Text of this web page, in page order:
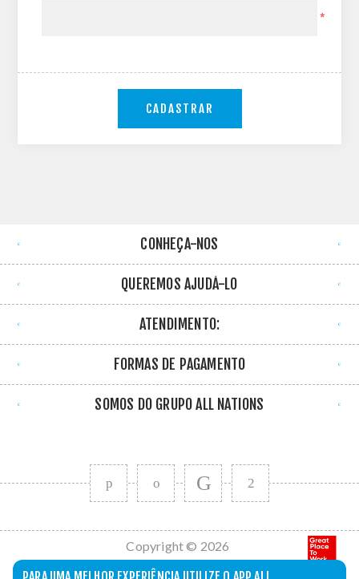
*
CADASTRAR
CONHEÇA-NOS
QUEREMOS AJUDÁ-LO
ATENDIMENTO:
FORMAS DE PAGAMENTO
SOMOS DO GRUPO ALL NATIONS
Copyright © 2026
All Nations. Todos